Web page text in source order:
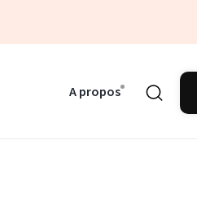
A propos